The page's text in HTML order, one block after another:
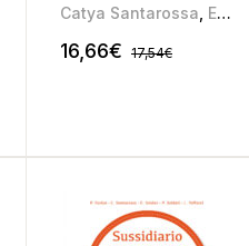
Taffarel,Pamela Soldati ,
Catya Santarossa Elena Soldan
16,66€ 17,54€